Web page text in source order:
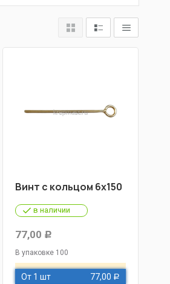
Винт с кольцом 6х150
в наличии
77,00 Р
В упаковке 100
От 1 шт 77,00 Р